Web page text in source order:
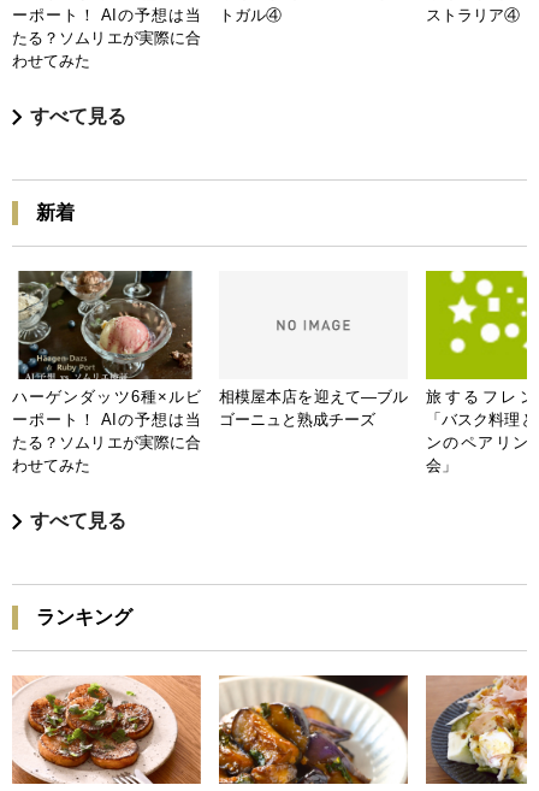
ーポート！ AIの予想は当
たる？ソムリエが実際に合
わせてみた
トガル④
ストラリア④
すべて見る
新着
ハーゲンダッツ6種×ルビ
ーポート！ AIの予想は当
たる？ソムリエが実際に合
わせてみた
相模屋本店を迎えて―ブル
ゴーニュと熟成チーズ
旅するフレン
「バスク料理
ンのペアリン
会」
すべて見る
ランキング